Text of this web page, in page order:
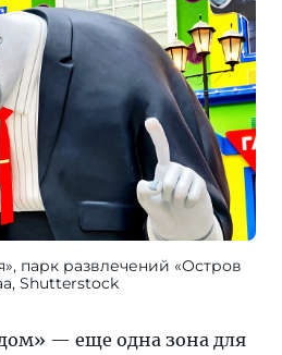
парк развлечений «Остров
Shutterstock
— еще одна зона для